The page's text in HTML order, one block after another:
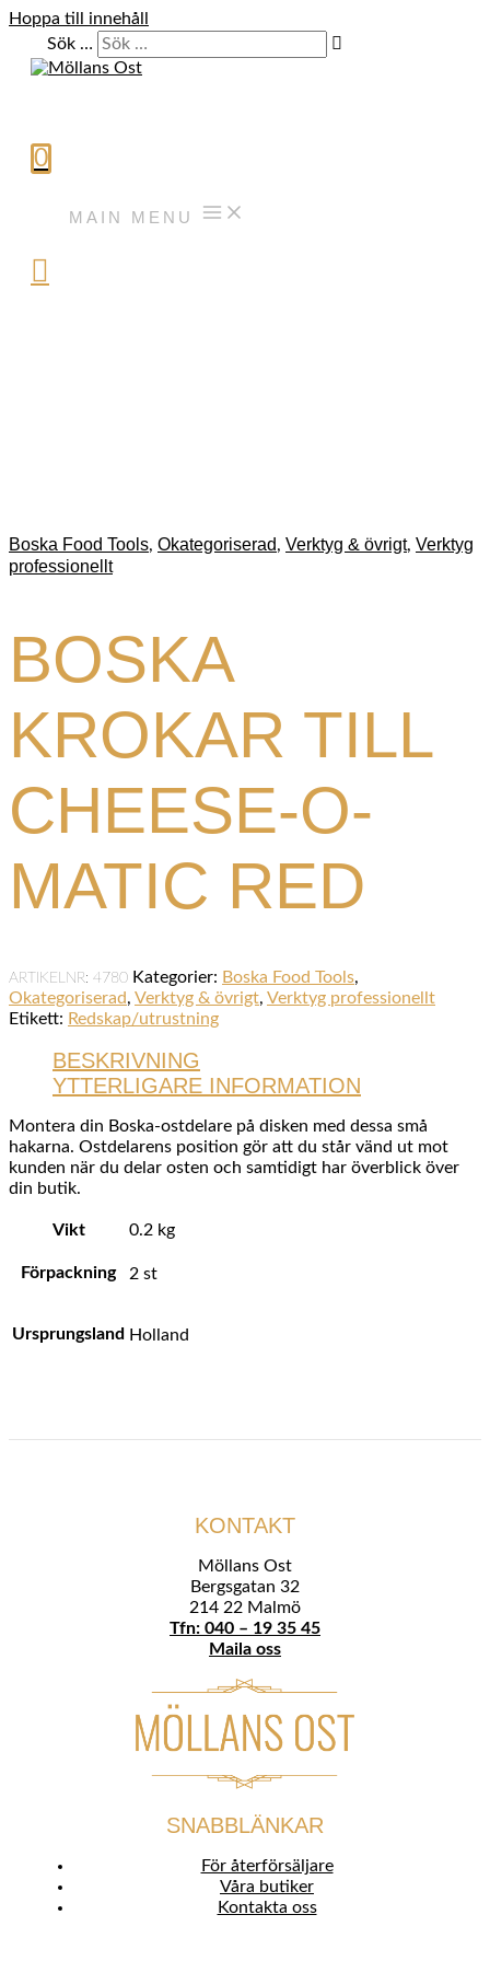
Hoppa till innehåll
Sök …
0
MAIN MENU
Boska Food Tools, Okategoriserad, Verktyg & övrigt, Verktyg
professionellt
BOSKA
KROKAR TILL
CHEESE-O-
MATIC RED
ARTIKELNR: 4780 Kategorier: Boska Food Tools,
Okategoriserad, Verktyg & övrigt, Verktyg professionellt
Etikett: Redskap/utrustning
BESKRIVNING
YTTERLIGARE INFORMATION
Montera din Boska-ostdelare på disken med dessa små
hakarna. Ostdelarens position gör att du står vänd ut mot
kunden när du delar osten och samtidigt har överblick över
din butik.
Vikt 0.2 kg
Förpackning 2 st
Ursprungsland Holland
KONTAKT
Möllans Ost
Bergsgatan 32
214 22 Malmö
Tfn: 040 – 19 35 45
Maila oss
SNABBLÄNKAR
För återförsäljare
Våra butiker
Kontakta oss